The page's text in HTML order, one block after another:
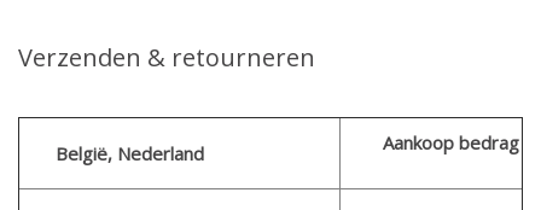
Verzenden & retourneren
België, Nederland Aankoop bedrag